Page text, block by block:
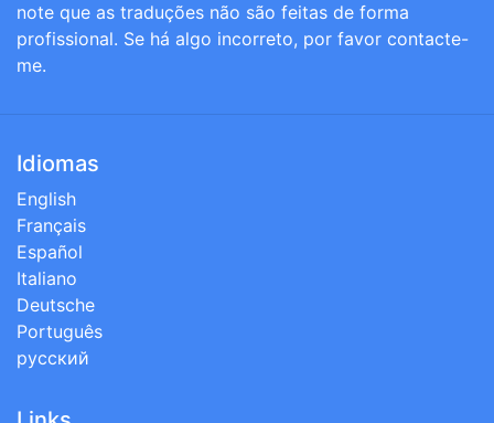
note que as traduções não são feitas de forma
profissional. Se há algo incorreto, por favor contacte-
me.
Idiomas
English
Français
Español
Italiano
Deutsche
Português
русский